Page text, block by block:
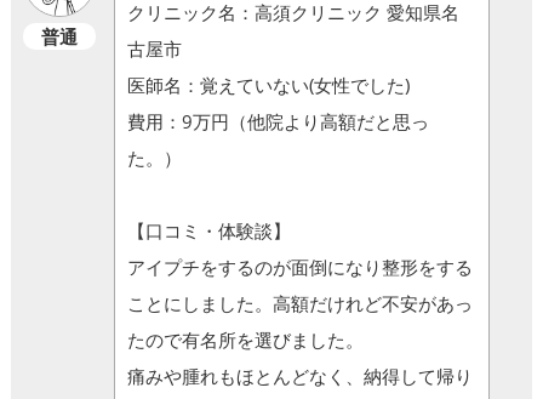
普通
クリニック名：高須クリニック 愛知県名
古屋市
医師名：覚えていない(女性でした)
費用：9万円（他院より高額だと思っ
た。）
【口コミ・体験談】
アイプチをするのが面倒になり整形をする
ことにしました。高額だけれど不安があっ
たので有名所を選びました。
痛みや腫れもほとんどなく、納得して帰り